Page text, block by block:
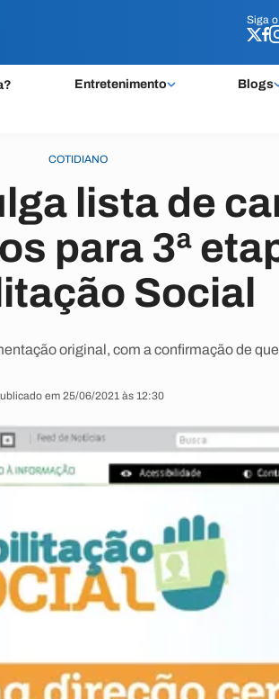
Siga o
Entretenimento Blogs
Siga o
COTIDIANO
lista de
para 3ª
Social
original, com a confirmação de
em 25/06/2021 às 12:30